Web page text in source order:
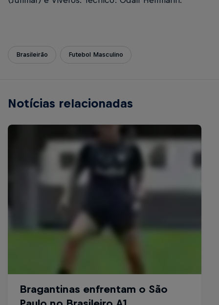
Brasileirão Futebol Masculino
Notícias relacionadas